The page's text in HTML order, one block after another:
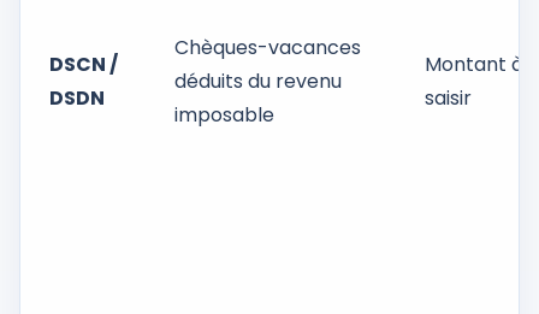
DSCN /
DSDN
Chèques-vacances
déduits du revenu
imposable
Montant à
saisir